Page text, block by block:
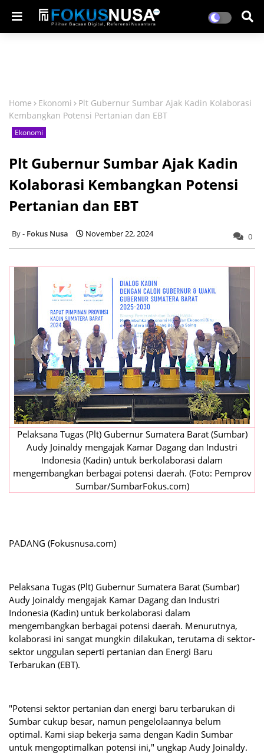
Home Ekonomi
Plt Gubernur Sumbar Ajak Kadin Kolaborasi
Kembangkan Potensi Pertanian dan EBT
Ekonomi
Plt Gubernur Sumbar Ajak Kadin
Kolaborasi Kembangkan Potensi
Pertanian dan EBT
Fokus Nusa November 22, 2024 0
Pelaksana Tugas (Plt) Gubernur Sumatera Barat (Sumbar)
Audy Joinaldy mengajak Kamar Dagang dan Industri
Indonesia (Kadin) untuk berkolaborasi dalam
mengembangkan berbagai potensi daerah. (Foto: Pemprov
Sumbar/SumbarFokus.com)
PADANG (Fokusnusa.com)
Pelaksana Tugas (Plt) Gubernur Sumatera Barat (Sumbar)
Audy Joinaldy mengajak Kamar Dagang dan Industri
Indonesia (Kadin) untuk berkolaborasi dalam
mengembangkan berbagai potensi daerah. Menurutnya,
kolaborasi ini sangat mungkin dilakukan, terutama di sektor-
sektor unggulan seperti pertanian dan Energi Baru
Terbarukan (EBT).
"Potensi sektor pertanian dan energi baru terbarukan di
Sumbar cukup besar, namun pengelolaannya belum
optimal. Kami siap bekerja sama dengan Kadin Sumbar
untuk mengoptimalkan potensi ini," ungkap Audy Joinaldy.